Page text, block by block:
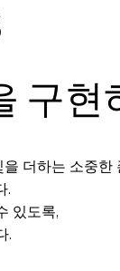
구현
더하는 소중한
.
있도록,
.